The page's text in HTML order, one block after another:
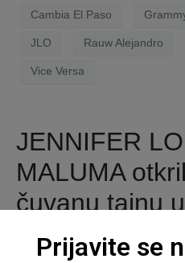
Cambia El Paso
JLO Rauw Alejandro
Vice Versa
JENNIFER
MALUMA
čuvanu tajnu
singlu “PA TI”
Prijavite se